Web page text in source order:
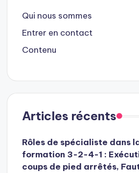
Qui nous sommes
Entrer en contact
Contenu
Articles récents
Rôles de spécialiste dans
formation 3-2-4-1 :
coups de pied arrêtés,